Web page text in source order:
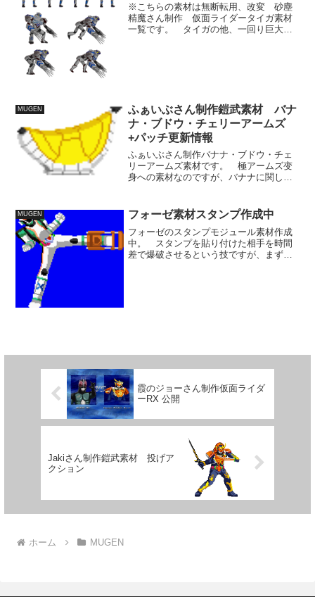
※こちらの素材は無断転用、改変 砂塵
精魔さん制作 仮面ライダータイガ素材
一覧です。 タイガの他、一回り巨大な
MUGEN
ふぁいぶさん制作鎧武素材 バナ
ナ・ブドウ・チェリーアームズ
+パッチ更新情報
ふぁいぶさん制作バナナ・ブドウ・チェ
リーアームズ素材です。 極アームズ变
身への素材なのですが、バナナに関して
ですが、やはり变身演出に組み込めるほ
どの余裕は持たせられない...
MUGEN フォーゼ素材スタンプ作成中
フォーゼのスタンプモジュール素材作成
中。 スタンプを貼り付けた相手を時間
差で爆破させるという技ですが、まずは
霞のジョーさん制作仮面ライダ
ーRX 公開
Jakiさん制作鎧武素材 投げア
クション
ホーム MUGEN